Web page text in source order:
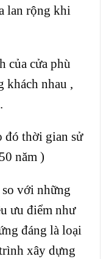
lan rộng khi
của cửa phù
khách nhau ,
đó thời gian sử
năm )
với những
ưu điểm như
đáng là loại
xây dựng